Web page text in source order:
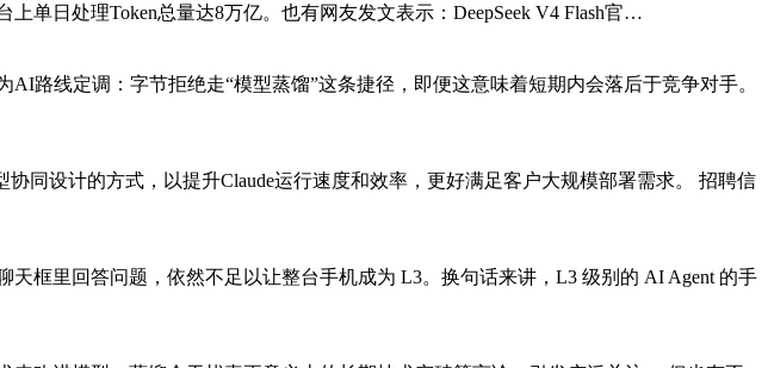
上单日处理Token总量达8万亿。也有网友发文表示：DeepSeek V4 Flash官…
路线定调：字节拒绝走“模型蒸馏”这条捷径，即便这意味着短期内会落后于竞争对手。
同设计的方式，以提升Claude运行速度和效率，更好满足客户大规模部署需求。 招聘信
框里回答问题，依然不足以让整台手机成为 L3。换句话来讲，L3 级别的 AI Agent 的手